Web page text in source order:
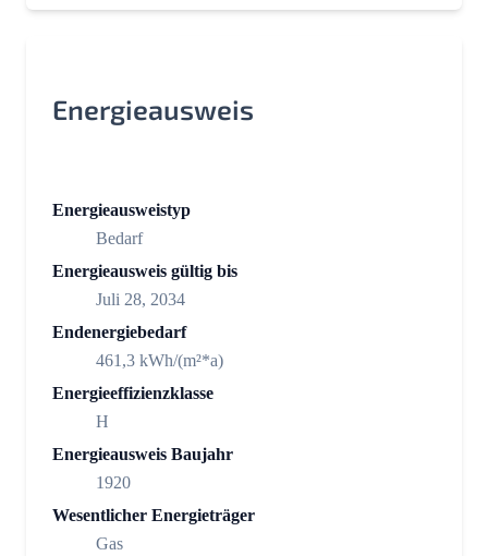
Energieausweis
Energieausweistyp
Bedarf
Energieausweis gültig bis
Juli 28, 2034
Endenergiebedarf
461,3 kWh/(m²*a)
Energieeffizienzklasse
H
Energieausweis Baujahr
1920
Wesentlicher Energieträger
Gas